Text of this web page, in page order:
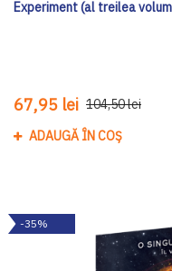
Experiment (al treilea
67,95 lei 104,50 lei
ADAUGĂ ÎN COȘ
-35%